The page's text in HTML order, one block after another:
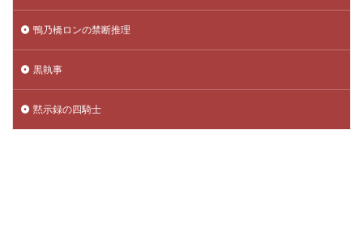
鴨乃橋ロンの禁断推理
黒執事
黙示録の四騎士